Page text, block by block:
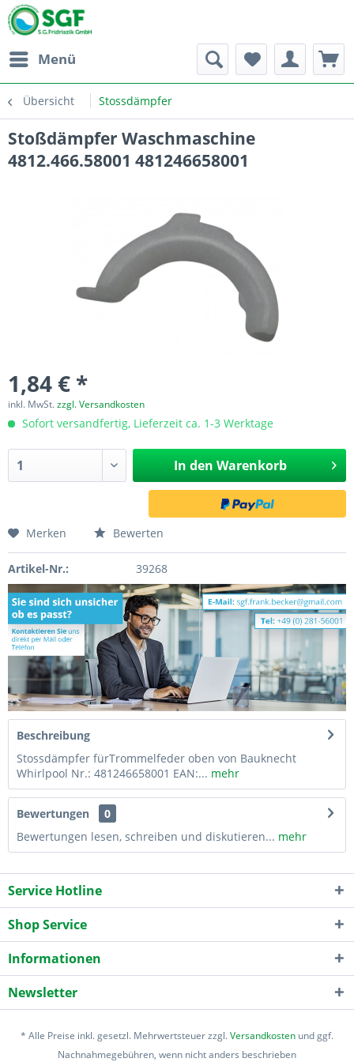
Menü
Übersicht Stossdämpfer
Stoßdämpfer Waschmaschine
4812.466.58001 481246658001
1,84 € *
inkl. MwSt.zzgl. Versandkosten
Sofort versandfertig, Lieferzeit ca. 1-3 Werktage
In den Warenkorb
Merken Bewerten
Artikel-Nr.: 39268
Beschreibung
Stossdämpfer fürTrommelfeder oben von Bauknecht
Whirlpool Nr.: 481246658001 EAN:... mehr
Bewertungen
0
Bewertungen lesen, schreiben und diskutieren... mehr
Service Hotline
Shop Service
Informationen
Newsletter
* Alle Preise inkl. gesetzl. Mehrwertsteuer zzgl.Versandkosten und ggf.
Nachnahmegebühren, wenn nicht anders beschrieben